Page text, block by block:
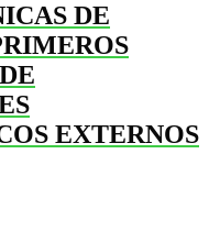
DE
EXTERNOS